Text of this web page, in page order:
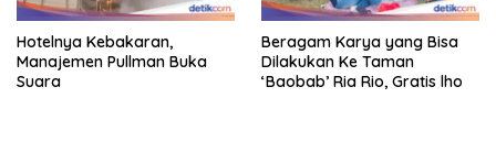
Hotelnya Kebakaran,
Manajemen Pullman Buka
Suara
Beragam Karya yang Bisa
Dilakukan Ke Taman
‘Baobab’ Ria Rio, Gratis lho